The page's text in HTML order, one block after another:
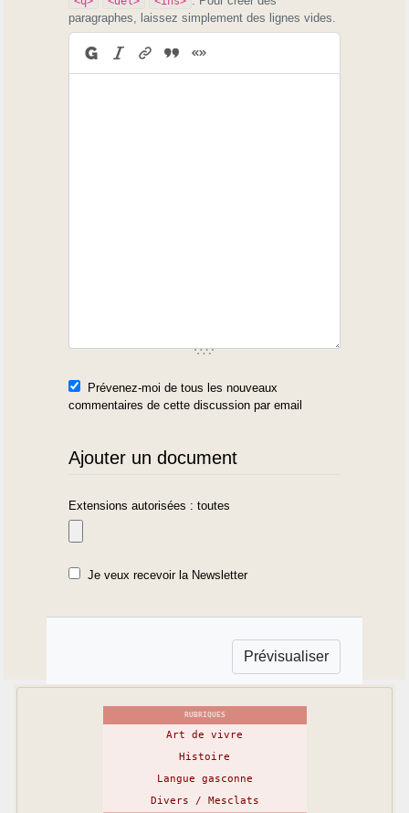
paragraphes, laissez simplement des lignes vides.
Prévenez-moi de tous les nouveaux
commentaires de cette discussion par email
Ajouter un document
Extensions autorisées : toutes
Je veux recevoir la Newsletter
RUBRIQUES
Art de vivre
Histoire
Langue gasconne
Divers / Mesclats